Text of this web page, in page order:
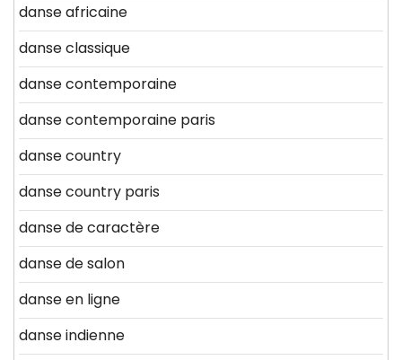
danse africaine
danse classique
danse contemporaine
danse contemporaine paris
danse country
danse country paris
danse de caractère
danse de salon
danse en ligne
danse indienne